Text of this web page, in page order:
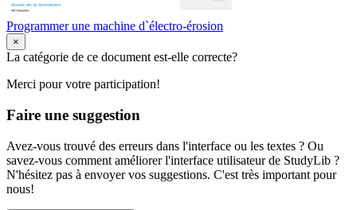
Programmer une machine d`électro-érosion
×
La catégorie de ce document est-elle correcte?
Merci pour votre participation!
Faire une suggestion
Avez-vous trouvé des erreurs dans l'interface ou les textes ? Ou
savez-vous comment améliorer l'interface utilisateur de StudyLib ?
N'hésitez pas à envoyer vos suggestions. C'est très important pour
nous!